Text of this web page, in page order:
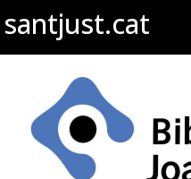
santjust.cat